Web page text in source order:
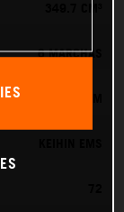
6 MARCHAS
DE 42 MM